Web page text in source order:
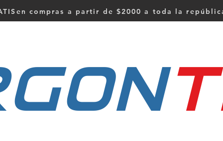
compras a partir de $2000 a toda la